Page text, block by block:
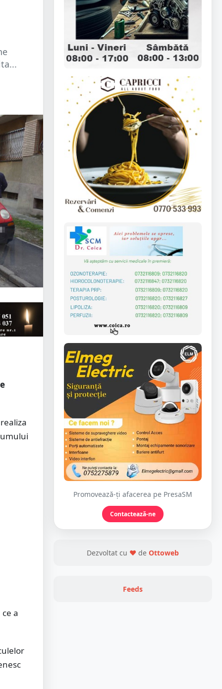
a
Promovează-ți afacerea pe PresaSM
Contactează-ne
Dezvoltat cu ❤ de Ottoweb
Feeds